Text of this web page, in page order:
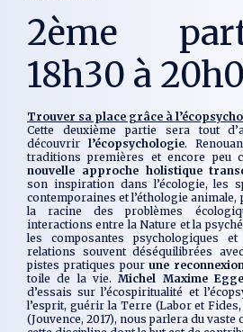
2ème
18h30 à
Trouver sa place grâce à
Cette deuxième partie sera tout
découvrir l’écopsychologie.
traditions premières et encore peu
nouvelle approche holistique
son inspiration dans l’écologie, les
contemporaines et l’éthologie animale,
la racine des problèmes
interactions entre la Nature et la
les composantes psychologiques
relations souvent déséquilibrées
pistes pratiques pourune
toile de la vie.Michel Maxime
d’essais sur l’écospiritualité et
l’esprit, guérir la Terre (Labor et
(Jouvence, 2017), nous parlera du